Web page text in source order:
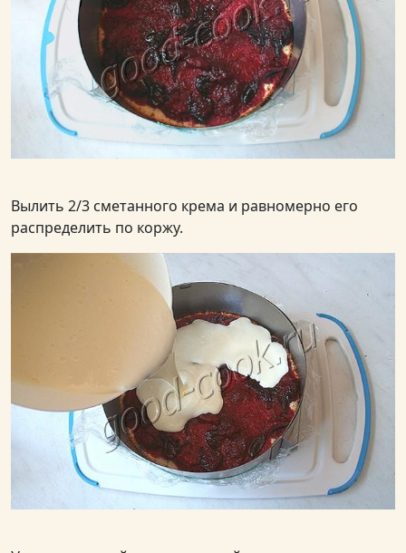
Вылить 2/3 сметанного крема и равномерно его
распределить по коржу.